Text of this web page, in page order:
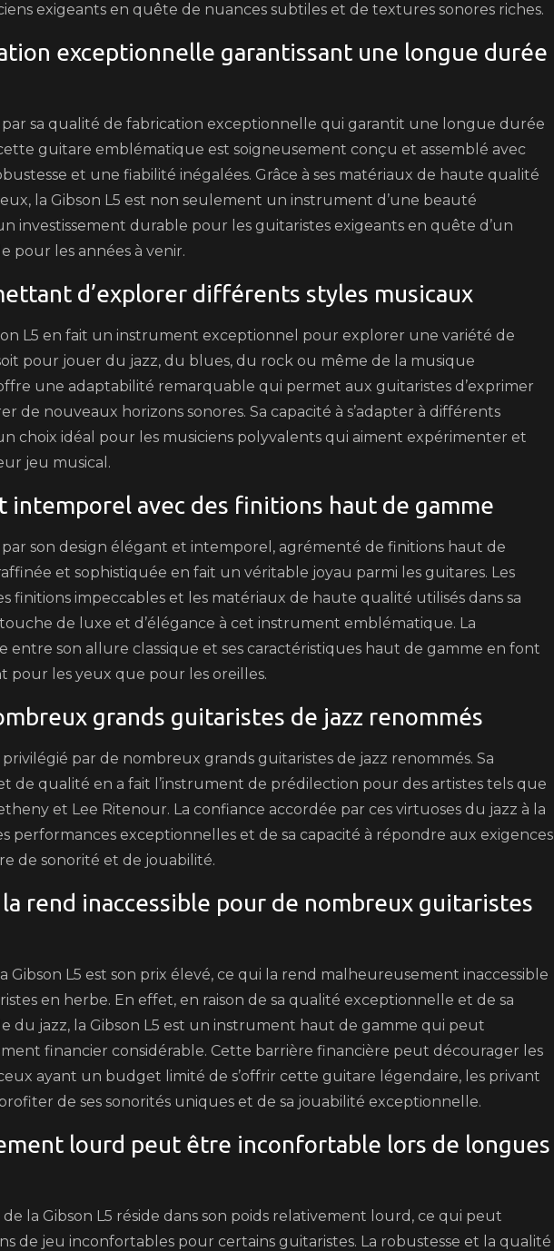
exigeants en quête de nuances subtiles et de textures sonores riches.
exceptionnelle garantissant une longue durée
par sa qualité de fabrication exceptionnelle qui garantit une longue durée
guitare emblématique est soigneusement conçu et assemblé avec
et une fiabilité inégalées. Grâce à ses matériaux de haute qualité
la Gibson L5 est non seulement un instrument d’une beauté
investissement durable pour les guitaristes exigeants en quête d’un
pour les années à venir.
d’explorer différents styles musicaux
L5 en fait un instrument exceptionnel pour explorer une variété de
pour jouer du jazz, du blues, du rock ou même de la musique
une adaptabilité remarquable qui permet aux guitaristes d’exprimer
de nouveaux horizons sonores. Sa capacité à s’adapter à différents
choix idéal pour les musiciens polyvalents qui aiment expérimenter et
jeu musical.
intemporel avec des finitions haut de gamme
par son design élégant et intemporel, agrémenté de finitions haut de
et sophistiquée en fait un véritable joyau parmi les guitares. Les
finitions impeccables et les matériaux de haute qualité utilisés dans sa
de luxe et d’élégance à cet instrument emblématique. La
entre son allure classique et ses caractéristiques haut de gamme en font
pour les yeux que pour les oreilles.
grands guitaristes de jazz renommés
privilégié par de nombreux grands guitaristes de jazz renommés. Sa
de qualité en a fait l’instrument de prédilection pour des artistes tels que
et Lee Ritenour. La confiance accordée par ces virtuoses du jazz à la
performances exceptionnelles et de sa capacité à répondre aux exigences
de sonorité et de jouabilité.
rend inaccessible pour de nombreux guitaristes
Gibson L5 est son prix élevé, ce qui la rend malheureusement inaccessible
en herbe. En effet, en raison de sa qualité exceptionnelle et de sa
du jazz, la Gibson L5 est un instrument haut de gamme qui peut
financier considérable. Cette barrière financière peut décourager les
ayant un budget limité de s’offrir cette guitare légendaire, les privant
de ses sonorités uniques et de sa jouabilité exceptionnelle.
lourd peut être inconfortable lors de longues
la Gibson L5 réside dans son poids relativement lourd, ce qui peut
de jeu inconfortables pour certains guitaristes. La robustesse et la qualité